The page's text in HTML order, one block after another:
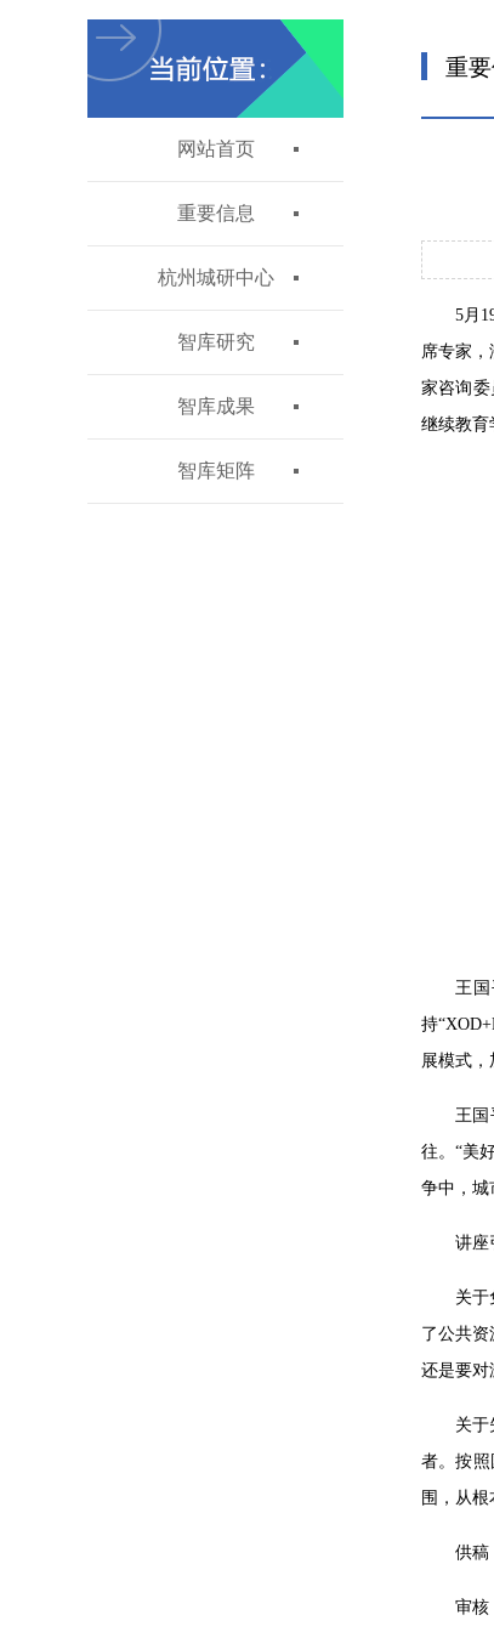
网站首页
重要信息
杭州城研中心
智库研究
智库成果
智库矩阵
重
5月
席专家
家咨询委
继续教育
王
持
展模式，
王国
往。“美
争中，城
讲座
关于
了公共
还是要对
关
者。按
围，从根
供稿
审核